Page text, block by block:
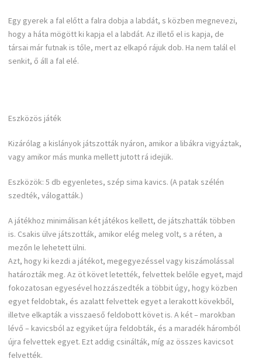
Egy gyerek a fal előtt a falra dobja a labdát, s közben megnevezi,
hogy a háta mögött ki kapja el a labdát. Az illető el is kapja, de
társai már futnak is tőle, mert az elkapó rájuk dob. Ha nem talál el
senkit, ő áll a fal elé.
Eszközös játék
Kizárólag a kislányok játszották nyáron, amikor a libákra vigyáztak,
vagy amikor más munka mellett jutott rá idejük.
Eszközök: 5 db egyenletes, szép sima kavics. (A patak szélén
szedték, válogatták.)
A játékhoz minimálisan két játékos kellett, de játszhatták többen
is. Csakis ülve játszották, amikor elég meleg volt, s a réten, a
mezőn le lehetett ülni.
Azt, hogy ki kezdi a játékot, megegyezéssel vagy kiszámolással
határozták meg. Az öt követ letették, felvettek belőle egyet, majd
fokozatosan egyesével hozzászedték a többit úgy, hogy közben
egyet feldobtak, és azalatt felvettek egyet a lerakott kövekből,
illetve elkapták a visszaeső feldobott követ is. A két – marokban
lévő – kavicsból az egyiket újra feldobták, és a maradék háromból
újra felvettek egyet. Ezt addig csinálták, míg az összes kavicsot
felvették.